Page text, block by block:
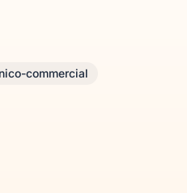
commercial